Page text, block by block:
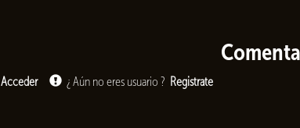
Acceder ¿ Aún no eres usuario ? Registrate